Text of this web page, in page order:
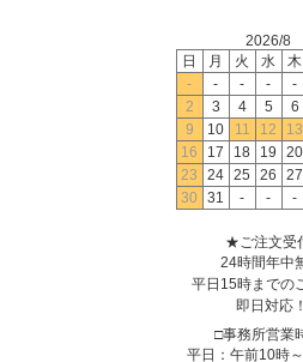
2026/8
日
月 火 水 木
-
- - - -
2
3 4 5 6
9
10 11 12 13
16
17 18 19 20
23
24 25 26 27
30
31 - - -
★ご注文受
24時間年中
平日15時までの
即日対応！
□事務所営業
平日：午前10時